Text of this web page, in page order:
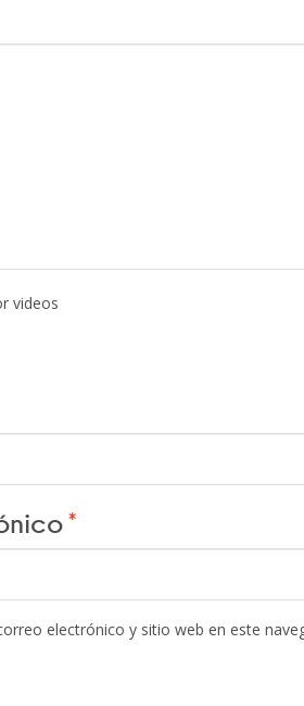
videos
*
electrónico y sitio web en este